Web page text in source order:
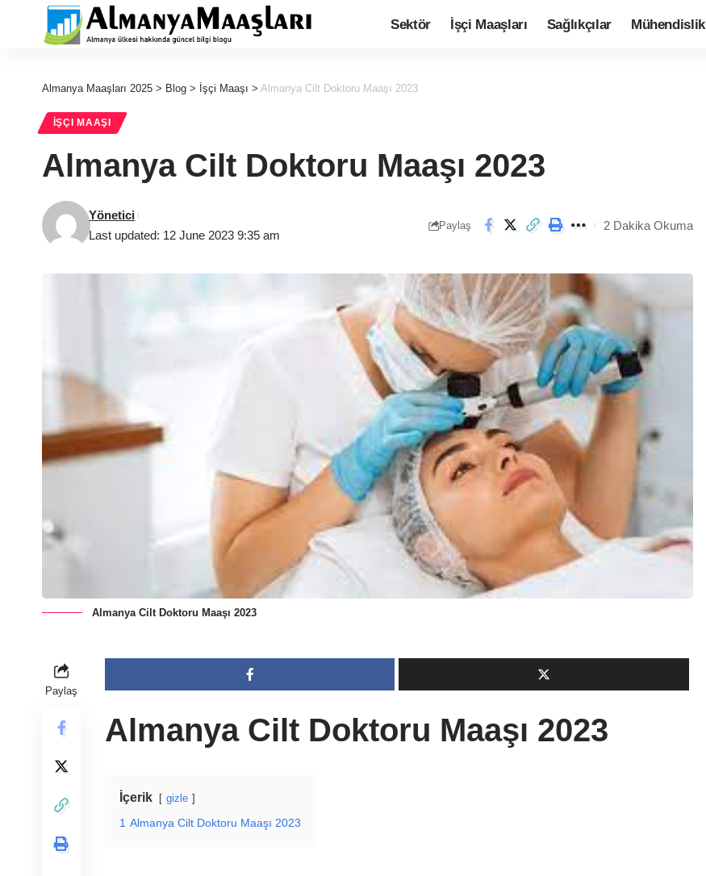
Sektör İşçi Maaşları Sağlıkçılar Mühendislik
Almanya Maaşları 2025 > Blog > İşçi Maaşı > Almanya Cilt Doktoru Maaşı 2023
İŞÇI MAAŞI
Almanya Cilt Doktoru Maaşı 2023
Last updated: 12 June 2023 9:35 am
Yönetici
Paylaş 2 Dakika Okuma
Almanya Cilt Doktoru Maaşı 2023
Paylaş
Almanya Cilt Doktoru Maaşı 2023
İçerik gizle
1 Almanya Cilt Doktoru Maaşı 2023